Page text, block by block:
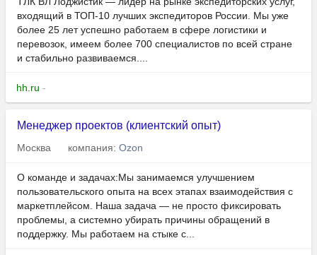
входящий в ТОП-10 лучших экспедиторов России. Мы уже
более 25 лет успешно работаем в сфере логистики и
перевозок, имеем более 700 специалистов по всей стране
и стабильно развиваемся....
hh.ru -
Менеджер проектов (клиентский опыт)
Москва компания: Ozon
О команде и задачах:Мы занимаемся улучшением
пользовательского опыта на всех этапах взаимодействия с
маркетплейсом. Наша задача — не просто фиксировать
проблемы, а системно убирать причины обращений в
поддержку. Мы работаем на стыке с...